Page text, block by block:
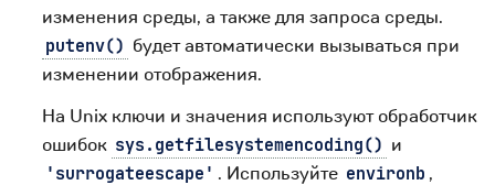
изменения среды, а также для запроса среды.
putenv() будет автоматически вызываться при
изменении отображения.
На Unix ключи и значения используют обработчик
ошибок sys.getfilesystemencoding() и
'surrogateescape' . Используйте environb ,